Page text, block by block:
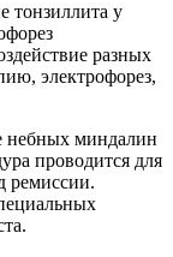
тонзиллита у
разных
электрофорез,
небных миндалин
проводится для
ремиссии.